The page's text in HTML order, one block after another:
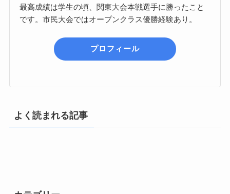
最高成績は学生の頃、関東大会本戦選手に勝ったこと
です。市民大会ではオープンクラス優勝経験あり。
プロフィール
よく読まれる記事